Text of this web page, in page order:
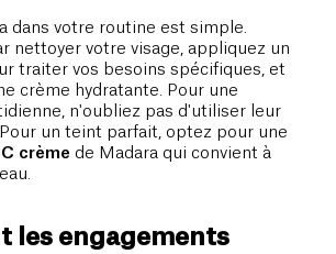
dans votre routine est simple.
nettoyer votre visage, appliquez un
traiter vos besoins spécifiques, et
crème hydratante. Pour une
n'oubliez pas d'utiliser leur
. Pour un teint parfait, optez pour une
crème de Madara qui convient à
les engagements